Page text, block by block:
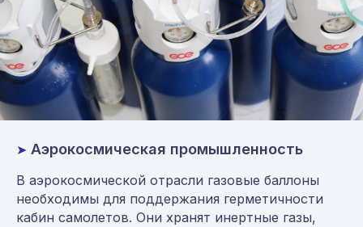
➤ Аэрокосмическая промышленность
В аэрокосмической отрасли газовые баллоны
необходимы для поддержания герметичности
кабин самолетов. Они хранят инертные газы,